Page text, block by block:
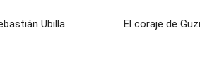
Ubilla
El coraje de